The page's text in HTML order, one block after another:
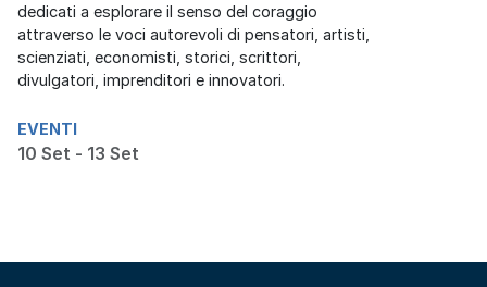
dedicati a esplorare il senso del coraggio
attraverso le voci autorevoli di pensatori, artisti,
scienziati, economisti, storici, scrittori,
divulgatori, imprenditori e innovatori.
EVENTI
10 Set - 13 Set